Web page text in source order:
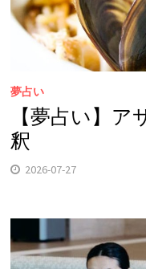
夢占い
【夢占い】ア
釈
2026-07-27